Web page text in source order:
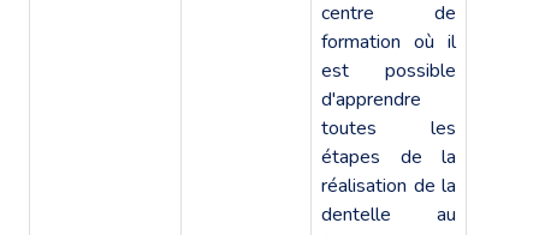
centre de
formation où il
est possible
d'apprendre
toutes les
étapes de la
réalisation de la
dentelle au